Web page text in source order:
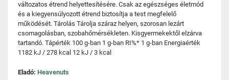
változatos étrend helyettesítésére. Csak az egészséges életmód
és a kiegyensúlyozott étrend biztosítja a test megfelelő
működését. Tárolás Tárolja száraz helyen, szorosan lezárt
csomagolásban, szobahőmérsékleten. Kisgyermekektől elzárva
tartandó. Tápérték 100 g-ban 1 g-ban RI%* 1 g-ban Energiaérték
1182 kJ / 278 kcal 12 kJ / 3 kcal
Eladó: Heavenuts